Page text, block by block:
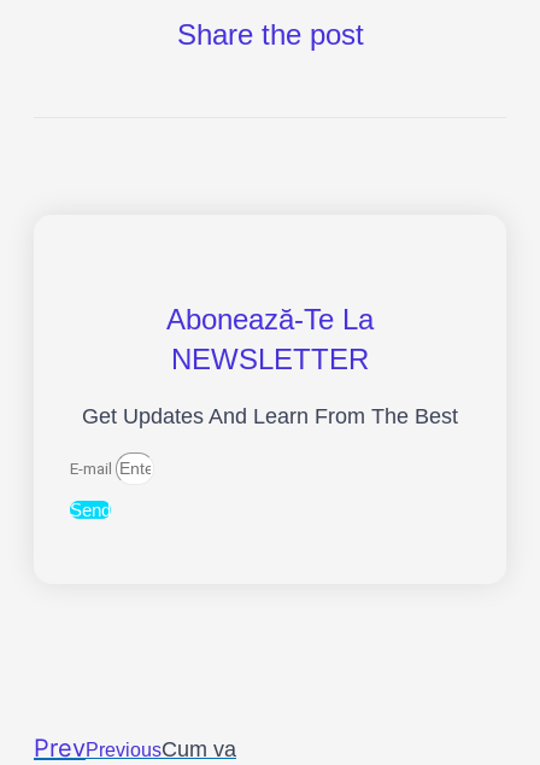
Share the post
Abonează-Te La
NEWSLETTER
Get Updates And Learn From The Best
E-mail
Send
PrevPreviousCum va